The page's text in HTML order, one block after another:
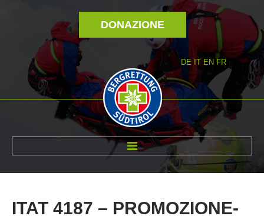
DONAZIONE
DE IT EN FR
ITAT 4187 – PROMOZIONE-